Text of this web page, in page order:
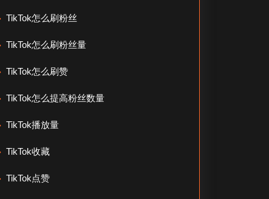
TikTok怎么刷粉丝
TikTok怎么刷粉丝量
TikTok怎么刷赞
TikTok怎么提高粉丝数量
TikTok播放量
TikTok收藏
TikTok点赞